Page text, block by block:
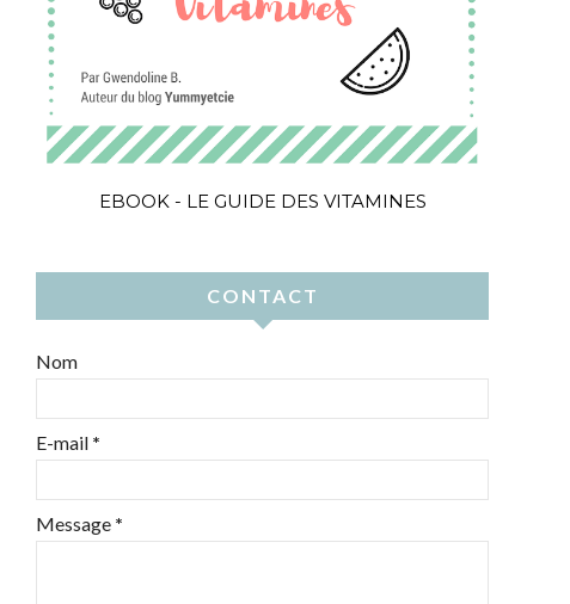
EBOOK - LE GUIDE DES VITAMINES
CONTACT
Nom
E-mail *
Message *